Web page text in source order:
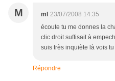
M ml 23/07/2008 14:35
écoute tu me donnes la
clic droit suffisait à
suis très inquiète là vois tu
Répondre